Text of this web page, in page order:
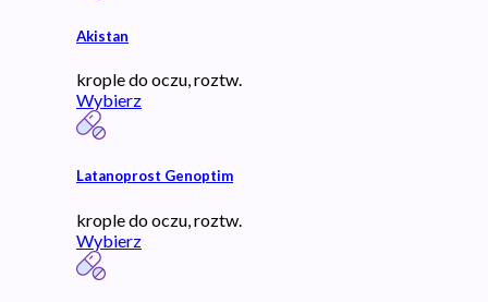
Akistan
krople do oczu, roztw.
Wybierz
Latanoprost Genoptim
krople do oczu, roztw.
Wybierz